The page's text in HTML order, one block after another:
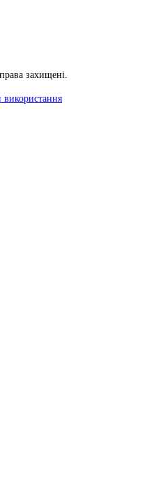
захищені.